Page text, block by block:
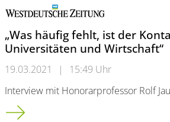
„Was häufig fehlt, ist der
Universitäten und Wirtschaft“
19.03.2021 |
15:49 Uhr
Interview mit Honorarprofessor Rolf
„Was häufig fehlt, ist der Kontakt